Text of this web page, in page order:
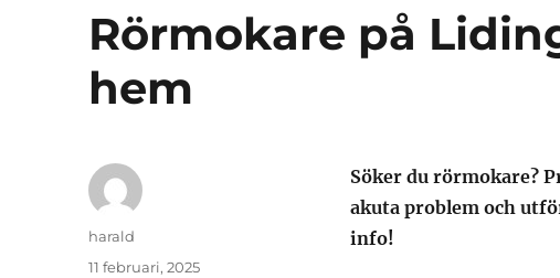
Rörmokare på
hem
Söker du rörmokare?
akuta problem och
info!
Författare
harald
Publicerat
11 februari, 2025